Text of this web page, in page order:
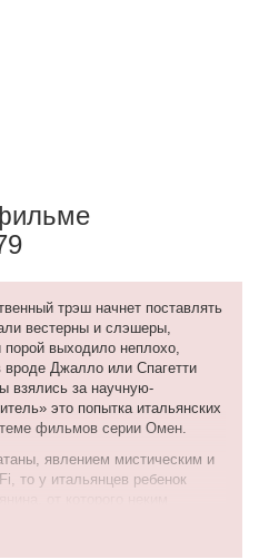
трэш начнет поставлять
вестерны и слэшеры,
порой выходило неплохо,
Джалло или Спагетти
взялись за научную-
это попытка итальянских
фильмов серии Омен.
явлением мистическим и
то у итальянцев ребенок
это капризная девочка